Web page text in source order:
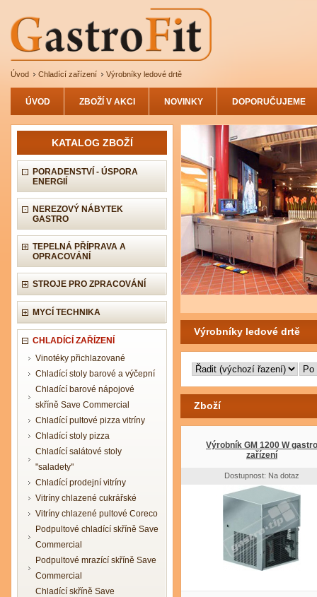
Úvod Chladící zařízení Výrobníky ledové drtě
ÚVOD ZBOŽÍ V AKCI NOVINKY DOPORUČUJEME
KATALOG ZBOŽÍ
PORADENSTVÍ - ÚSPORA
ENERGIÍ
NEREZOVÝ NÁBYTEK
GASTRO
TEPELNÁ PŘÍPRAVA A
OPRACOVÁNÍ
STROJE PRO ZPRACOVÁNÍ
MYCÍ TECHNIKA
CHLADÍCÍ ZAŘÍZENÍ
Vinotéky přichlazované
Chladící stoly barové a výčepní
Chladící barové nápojové
skříně Save Commercial
Chladící pultové pizza vitríny
Chladící stoly pizza
Chladící salátové stoly
"saladety"
Chladící prodejní vitríny
Vitríny chlazené cukrářské
Vitríny chlazené pultové Coreco
Podpultové chladící skříně Save
Commercial
Podpultové mrazící skříně Save
Commercial
Chladící skříně Save
Výrobníky ledové drtě
Zboží
Výrobník GM 1200 W gastro
zařízení
Dostupnost: Na dotaz